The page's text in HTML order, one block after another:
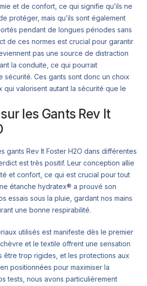
et de confort, ce qui signifie qu’ils ne
protéger, mais qu’ils sont également
pendant de longues périodes sans
de ces normes est crucial pour garantir
pas une source de distraction
la conduite, ce qui pourrait
sécurité. Ces gants sont donc un choix
qui valorisent autant la sécurité que le
les Gants Rev It
gants Rev It Foster H2O dans différentes
est très positif. Leur conception allie
et confort, ce qui est crucial pour tout
étanche hydratex® a prouvé son
essais sous la pluie, gardant nos mains
une bonne respirabilité.
utilisés est manifeste dès le premier
et le textile offrent une sensation
être trop rigides, et les protections aux
positionnées pour maximiser la
tests, nous avons particulièrement